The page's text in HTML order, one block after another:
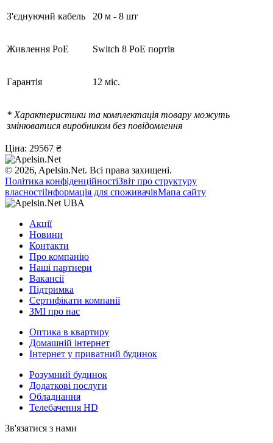
З'єднуючий кабель 20 м - 8 шт
Живлення PoE Switch 8 PoE портів
Гарантія 12 міс.
* Характеристики та комплектація товару можуть
змінюватися виробником без повідомлення
Ціна: 29567 ₴
© 2026, Apelsin.Net. Всі права захищені.
Політика конфіденційностіЗвіт про структуру
власностіІнформація для споживачівМапа сайту
Акції
Новини
Контакти
Про компанію
Наші партнери
Вакансії
Підтримка
Сертифікати компанії
ЗМІ про нас
Оптика в квартиру
Домашній інтернет
Інтернет у приватний будинок
Розумний будинок
Додаткові послуги
Обладнання
Телебачення HD
Зв'язатися з нами